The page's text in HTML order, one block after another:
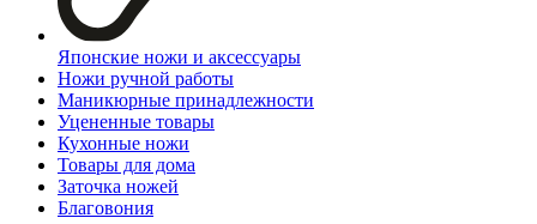
Японские ножи и аксессуары
Ножи ручной работы
Маникюрные принадлежности
Уцененные товары
Кухонные ножи
Товары для дома
Заточка ножей
Благовония